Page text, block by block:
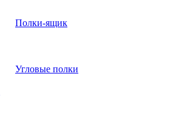
Полки-ящик
Угловые полки